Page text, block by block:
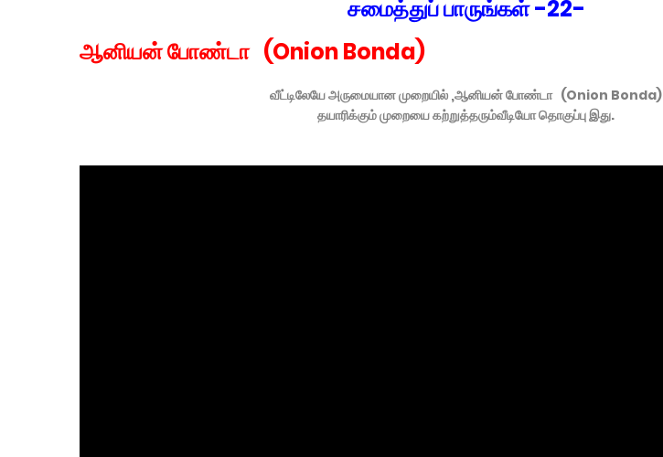
சமைத்துப் பாருங்கள் -22-
ஆனியன் போண்டா (Onion Bonda)
வீட்டிலேயே அருமையான முறையில் ,ஆனியன் போண்டா (Onion Bonda)
தயாரிக்கும் முறையை கற்றுத்தரும்வீடியோ தொகுப்பு இது.